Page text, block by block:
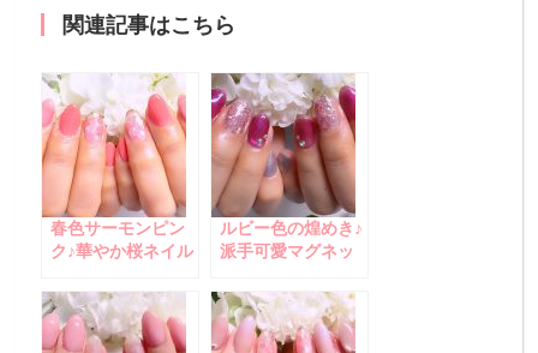
関連記事はこちら
春色サーモンピン
ク♪華やか桜ネイル
ルビー色の煌めき♪
派手可愛マグネッ